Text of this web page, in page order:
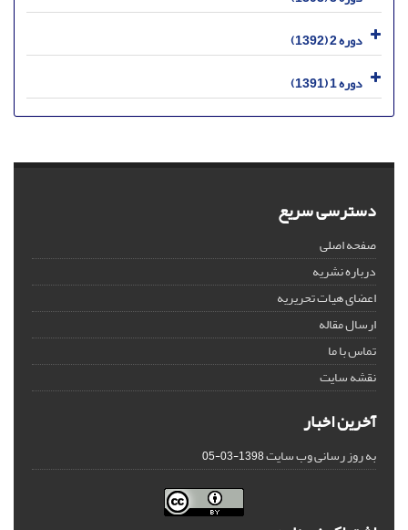
دوره 2 (1392)
دوره 1 (1391)
دسترسی سریع
صفحه اصلی
درباره نشریه
اعضای هیات تحریریه
ارسال مقاله
تماس با ما
نقشه سایت
آخرین اخبار
به روز رسانی وب سایت1398-03-05